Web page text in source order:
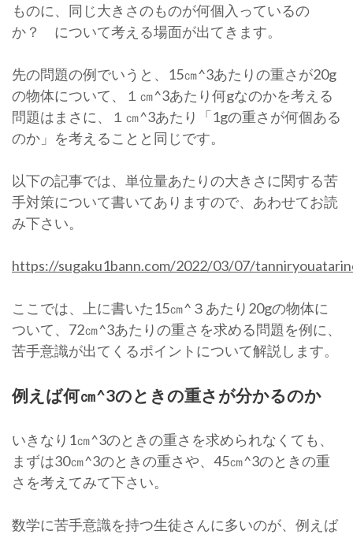
ものに、同じ大きさのものが何個入っているの
か？ について考える場面が出てきます。
先の問題の例でいうと、15㎝^3あたりの重さが20g
の物体について、１㎝^3あたり何gなのかを考える
問題はまさに、１㎝^3あたり「1gの重さが何個ある
のか」を考えることと同じです。
以下の記事では、単位量あたりの大きさに関する苦
手対策について書いてありますので、あわせてお読
み下さい。
https://sugaku1bann.com/2022/03/07/
ここでは、上に書いた15㎝^３あたり20gの物体に
ついて、72㎝^3あたりの重さを求める問題を例に、
苦手意識が出てくるポイントについて解説します。
例えば何㎝^3のときの重さが分かるのか
いきなり1㎝^3のときの重さを求められなくても、
まずは30㎝^3のときの重さや、45㎝^3のときの重
さを考えてみて下さい。
数学に苦手意識を持つ生徒さんに多いのが、例えば